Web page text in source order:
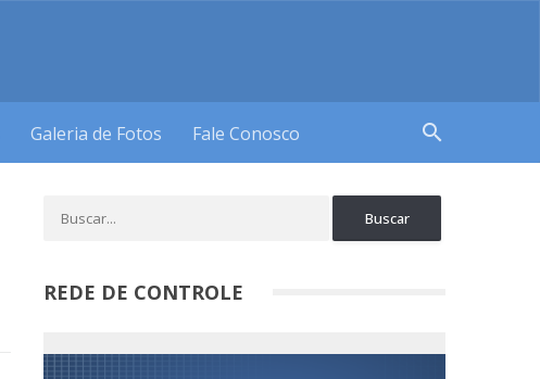
Galeria de Fotos Fale Conosco search
REDE DE CONTROLE